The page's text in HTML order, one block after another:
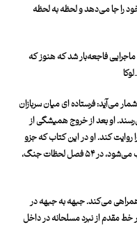
را جا می‌دهد و لحظه به لحظه
ماجرایی فاجعه‌بار شد که هنوز که
می‌آید: فرستاده ای میان سربازان
او بعد از خروج همیشگی از
کند. او در این کتاب که جزو
کتاب‌های ناداستان (روایت واقعیت‌محور) محسوب می‌شود، در ۵۴ فصل لحظات جنگ،
راهی می‌کند.جبهه به جبهه در
مقدم از نبرد مسلحانه در داخل